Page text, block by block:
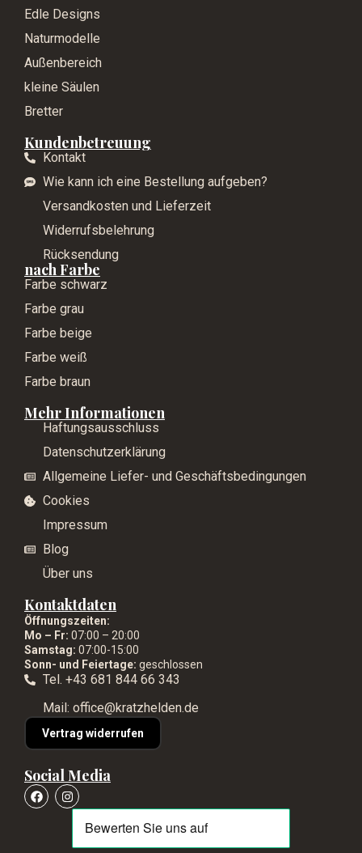
Edle Designs
Naturmodelle
Außenbereich
kleine Säulen
Bretter
Kundenbetreuung
Kontakt
Wie kann ich eine Bestellung aufgeben?
Versandkosten und Lieferzeit
Widerrufsbelehrung
Rücksendung
nach Farbe
Farbe schwarz
Farbe grau
Farbe beige
Farbe weiß
Farbe braun
Mehr Informationen
Haftungsausschluss
Datenschutzerklärung
Allgemeine Liefer- und Geschäftsbedingungen
Cookies
Impressum
Blog
Über uns
Kontaktdaten
Öffnungszeiten:
Mo – Fr: 07:00 – 20:00
Samstag: 07:00-15:00
Sonn- und Feiertage: geschlossen
Tel. +43 681 844 66 343
Mail: office@kratzhelden.de
Vertrag widerrufen
Social Media